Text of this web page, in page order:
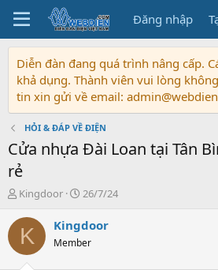
Đăng nhập
Diễn đàn đang quá trình nâng cấp.
khả dụng. Thành viên vui lòng
tin xin gửi về email:
HỎI & ĐÁP VỀ ĐIỆN
Cửa nhựa Đài Loan tại Tân
rẻ
T
r
a
Kingdoor
N
à
b
26/7/24
K Kingdoor
Member